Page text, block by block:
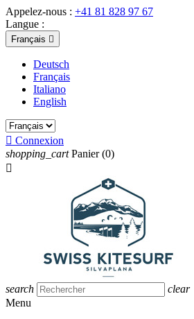
Appelez-nous : +41 81 828 97 67
Langue :
Français 
Deutsch
Français
Italiano
English
 Connexion
shopping_cart Panier (0)

search
clear
Menu